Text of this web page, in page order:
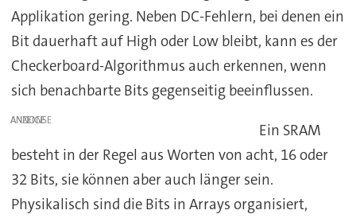
Applikation gering. Neben DC-Fehlern, bei denen ein
Bit dauerhaft auf High oder Low bleibt, kann es der
Checkerboard-Algorithmus auch erkennen, wenn
sich benachbarte Bits gegenseitig beeinflussen.
ANZEIGE
Ein SRAM
besteht in der Regel aus Worten von acht, 16 oder
32 Bits, sie können aber auch länger sein.
Physikalisch sind die Bits in Arrays organisiert,